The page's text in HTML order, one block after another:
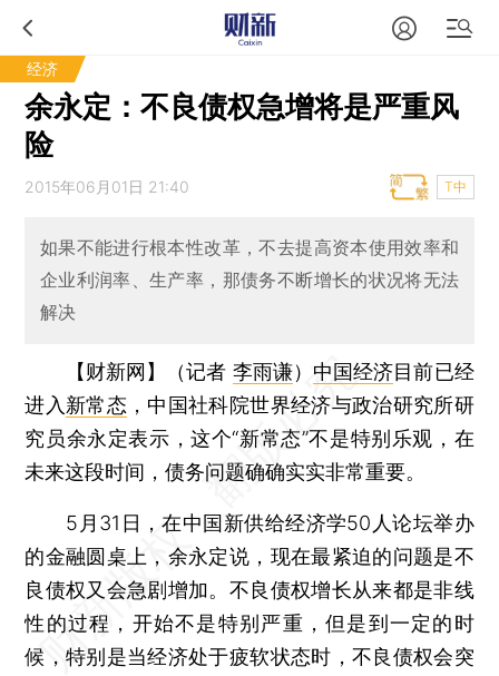
经济
余永定：不良债权急增将是严重风
险
2015年06月01日 21:40 T中
如果不能进行根本性改革，不去提高资本使用效率和
企业利润率、生产率，那债务不断增长的状况将无法
解决
【财新网】（记者 李雨谦） 中国经济目前已经
进入 新常态 ，中国社科院世界经济与政治研究所研
究员余永定表示，这个“新常态”不是特别乐观，在
未来这段时间，债务问题确确实实非常重要。
5月31日，在中国新供给经济学50人论坛举办
的金融圆桌上，余永定说，现在最紧迫的问题是不
良债权又会急剧增加。不良债权增长从来都是非线
性的过程，开始不是特别严重，但是到一定的时
候，特别是当经济处于疲软状态时，不良债权会突